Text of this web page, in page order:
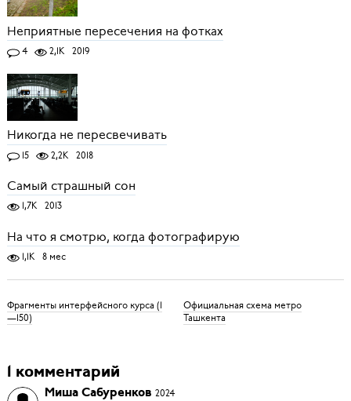
Неприятные пересечения на фотках
4 2,1K 2019
Никогда не пересвечивать
15 2,2K 2018
Самый страшный сон
1,7K 2013
На что я смотрю, когда фотографирую
1,1K 8 мес
Фрагменты интерфейсного курса (1
—150)
Официальная схема метро
Ташкента
1 комментарий
Миша Сабуренков 2024